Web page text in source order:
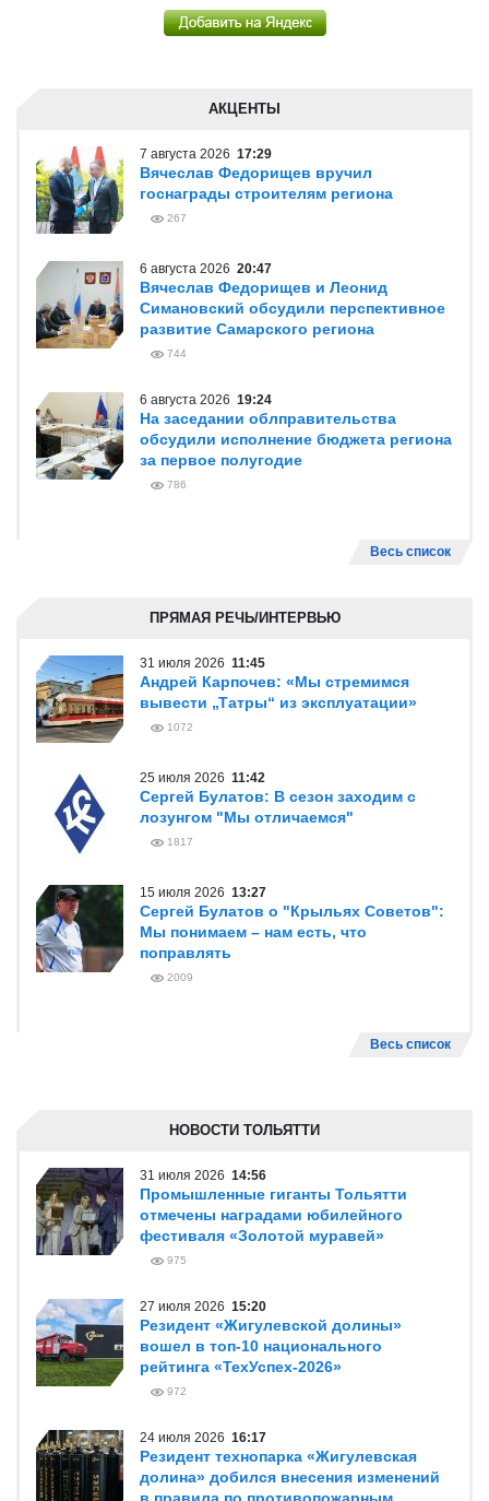
АКЦЕНТЫ
7 августа 2026 17:29
Вячеслав Федорищев вручил
госнаграды строителям региона
267
6 августа 2026 20:47
Вячеслав Федорищев и Леонид
Симановский обсудили перспективное
развитие Самарского региона
744
6 августа 2026 19:24
На заседании облправительства
обсудили исполнение бюджета региона
за первое полугодие
786
Весь список
ПРЯМАЯ РЕЧЬ/ИНТЕРВЬЮ
31 июля 2026 11:45
Андрей Карпочев: «Мы стремимся
вывести „Татры“ из эксплуатации»
1072
25 июля 2026 11:42
Сергей Булатов: В сезон заходим с
лозунгом "Мы отличаемся"
1817
15 июля 2026 13:27
Сергей Булатов о "Крыльях Советов":
Мы понимаем – нам есть, что
поправлять
2009
Весь список
НОВОСТИ ТОЛЬЯТТИ
31 июля 2026 14:56
Промышленные гиганты Тольятти
отмечены наградами юбилейного
фестиваля «Золотой муравей»
975
27 июля 2026 15:20
Резидент «Жигулевской долины»
вошел в топ-10 национального
рейтинга «ТехУспех-2026»
972
24 июля 2026 16:17
Резидент технопарка «Жигулевская
долина» добился внесения изменений